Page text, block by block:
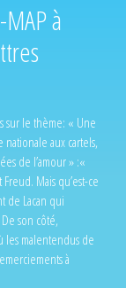
à
sur le thème: « Une
nationale aux cartels,
de l’amour » :«
Mais qu’est-ce
de Lacan qui
son côté,
les malentendus de
à